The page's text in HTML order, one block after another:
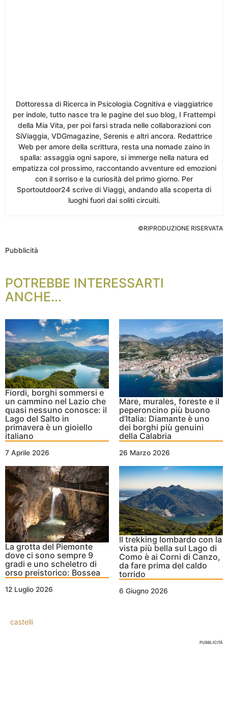
Dottoressa di Ricerca in Psicologia Cognitiva e viaggiatrice
per indole, tutto nasce tra le pagine del suo blog, I Frattempi
della Mia Vita, per poi farsi strada nelle collaborazioni con
SiViaggia, VDGmagazine, Serenis e altri ancora. Redattrice
Web per amore della scrittura, resta una nomade zaino in
spalla: assaggia ogni sapore, si immerge nella natura ed
empatizza col prossimo, raccontando avventure ed emozioni
con il sorriso e la curiosità del primo giorno. Per
Sportoutdoor24 scrive di Viaggi, andando alla scoperta di
luoghi fuori dai soliti circuiti.
©RIPRODUZIONE RISERVATA
Pubblicità
POTREBBE INTERESSARTI
ANCHE...
Fiordi, borghi sommersi e
un cammino nel Lazio che
quasi nessuno conosce: il
Lago del Salto in
primavera è un gioiello
italiano
7 Aprile 2026
Mare, murales, foreste e il
peperoncino più buono
d’Italia: Diamante è uno
dei borghi più genuini
della Calabria
26 Marzo 2026
La grotta del Piemonte
dove ci sono sempre 9
gradi e uno scheletro di
orso preistorico: Bossea
12 Luglio 2026
Il trekking lombardo con la
vista più bella sul Lago di
Como è ai Corni di Canzo,
da fare prima del caldo
torrido
6 Giugno 2026
castelli
PUBBLICITÀ